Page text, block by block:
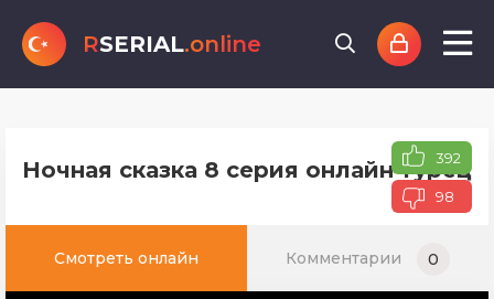
RSERIAL.online
Ночная сказка 8 серия онлайн 392
98
Смотреть онлайн Комментарии 0